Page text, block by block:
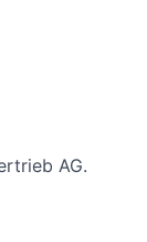
AG.